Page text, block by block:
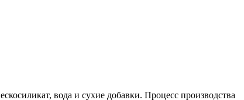
вода и сухие добавки. Процесс производства